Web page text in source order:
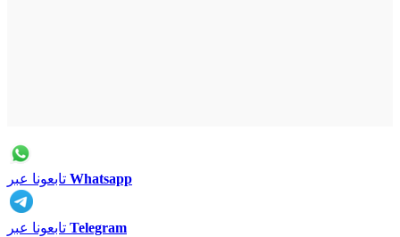
Whatsapp
Telegram